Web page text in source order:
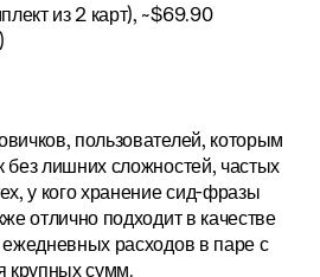
из 2 карт), ~$69.90
пользователей, которым
без лишних сложностей, частых
у кого хранение сид-фразы
отлично подходит в качестве
ежедневных расходов в паре с
крупных сумм.